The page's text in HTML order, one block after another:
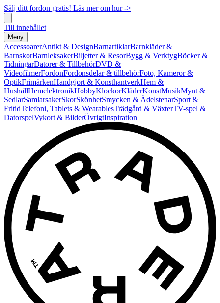
Sälj ditt fordon gratis! Läs mer om hur ->
Till innehållet
Meny
AccessoarerAntikt & DesignBarnartiklarBarnkläder &
BarnskorBarnleksakerBiljetter & ResorBygg & VerktygBöcker &
TidningarDatorer & TillbehörDVD &
VideofilmerFordonFordonsdelar & tillbehörFoto, Kameror &
OptikFrimärkenHandgjort & KonsthantverkHem &
HushållHemelektronikHobbyKlockorKläderKonstMusikMynt &
SedlarSamlarsakerSkorSkönhetSmycken & ÄdelstenarSport &
FritidTelefoni, Tablets & WearablesTrädgård & VäxterTV-spel &
DatorspelVykort & BilderÖvrigtInspiration